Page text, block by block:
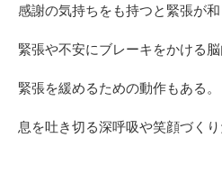
感謝の気持ちをも持つと緊張が和
緊張や不安にブレーキをかける脳
緊張を緩めるための動作もある。
息を吐き切る深呼吸や笑顔づくり